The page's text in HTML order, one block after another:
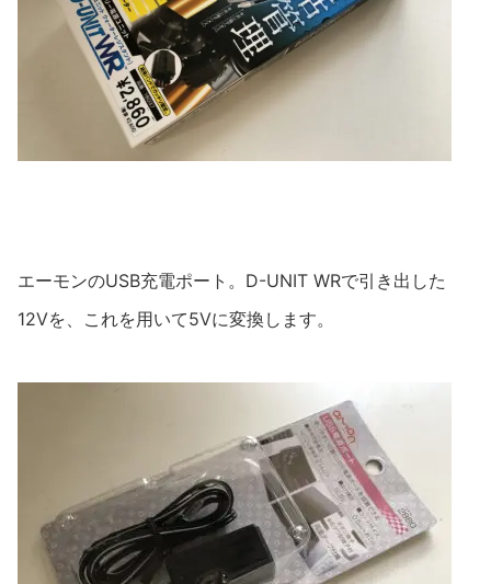
エーモンのUSB充電ポート。D-UNIT WRで引き出した
12Vを、これを用いて5Vに変換します。